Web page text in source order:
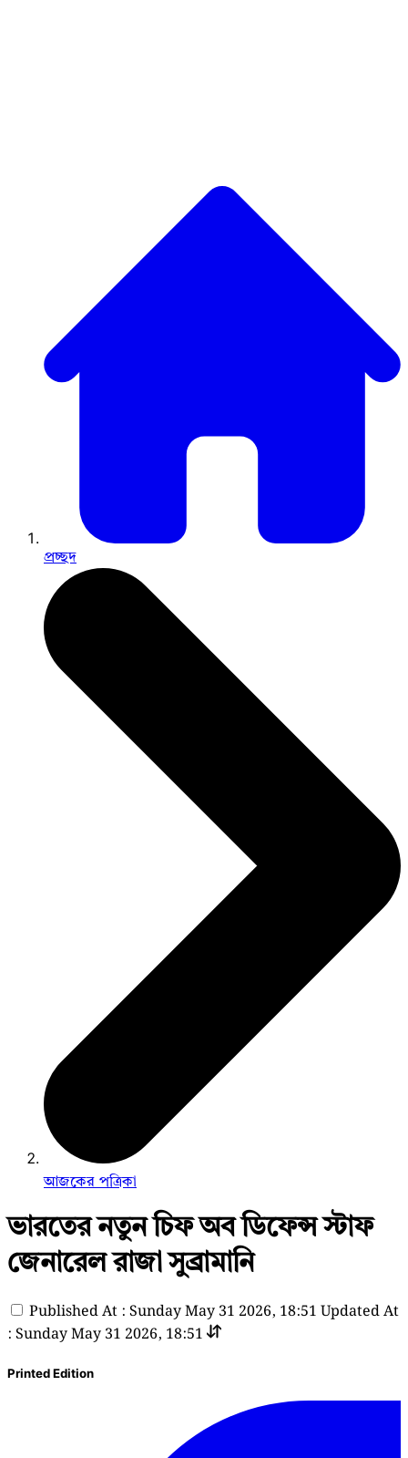
প্রচ্ছদ
আজকের পত্রিকা
ভারতের নতুন চিফ অব ডিফেন্স স্টাফ
জেনারেল রাজা সুব্রামানি
Published At : Sunday May 31 2026, 18:51 Updated At
: Sunday May 31 2026, 18:51
Printed Edition